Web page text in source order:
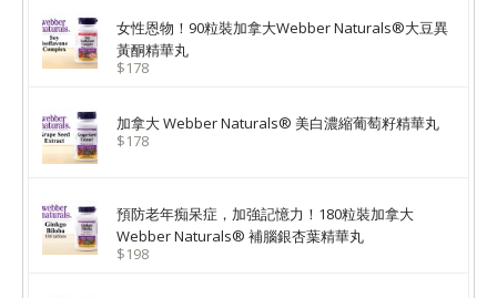
女性恩物！90粒裝加拿大Webber Naturals®大豆異
黃酮精華丸
$178
加拿大 Webber Naturals® 美白濃縮葡萄籽精華丸
$178
預防老年痴呆症，加強記憶力！180粒裝加拿大
Webber Naturals® 補腦銀杏葉精華丸
$198